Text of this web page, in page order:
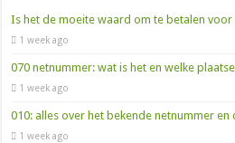
Is het de moeite waard om te betalen voor
1 week ago
070 netnummer: wat is het en welke
1 week ago
010: alles over het bekende netnummer en
1 week ago